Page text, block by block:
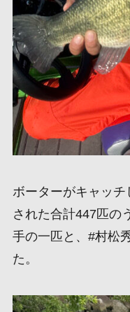
ボーターがキャッ
された合計447匹の
手の一匹と、#村松
た。